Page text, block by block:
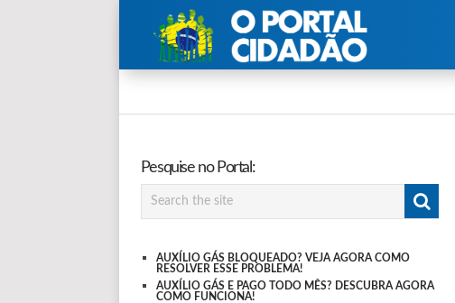
Pesquise no Portal:
AUXÍLIO GÁS BLOQUEADO? VEJA AGORA COMO
RESOLVER ESSE PROBLEMA!
AUXÍLIO GÁS E PAGO TODO MÊS? DESCUBRA AGORA
COMO FUNCIONA!